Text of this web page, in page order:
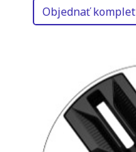
Objednať komplet